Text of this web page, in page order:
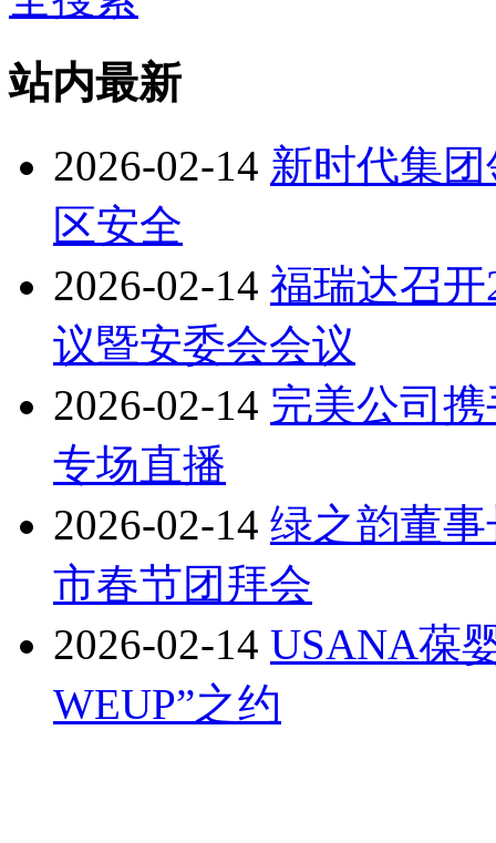
站内最新
2026-02-14 新时代集
区安全
2026-02-14 福瑞达召
议暨安委会会议
2026-02-14 完美公司
专场直播
2026-02-14 绿之韵董
市春节团拜会
2026-02-14 USANA葆
WEUP”之约